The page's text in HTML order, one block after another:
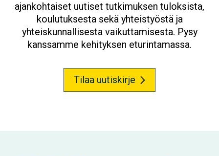
ajankohtaiset uutiset tutkimuksen tuloksista,
koulutuksesta sekä yhteistyöstä ja
yhteiskunnallisesta vaikuttamisesta. Pysy
kanssamme kehityksen eturintamassa.
Tilaa uutiskirje